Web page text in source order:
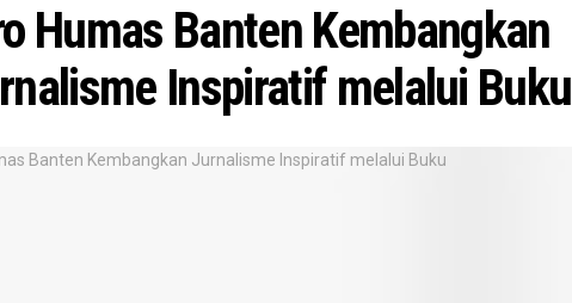
Humas Banten Kembangkan
Inspiratif melalui Buku